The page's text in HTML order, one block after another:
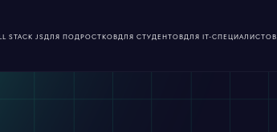
STACK JSДЛЯ ПОДРОСТКОВДЛЯ СТУДЕНТОВДЛЯ IT-СПЕЦИАЛИСТОВ